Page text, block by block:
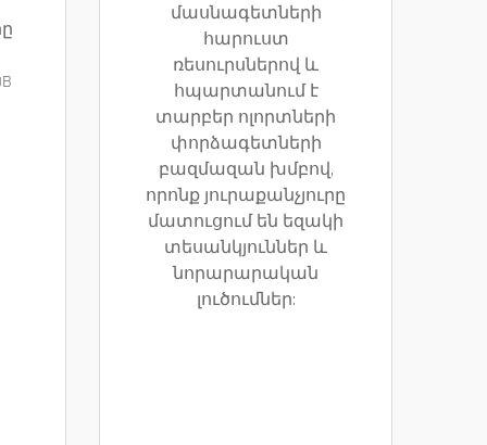
մասնագետների
հարուստ
ռեսուրսներով և
հպարտանում է
տարբեր ոլորտների
փորձագետների
բազմազան խմբով,
որոնք յուրաքանչյուրը
մատուցում են եզակի
տեսանկյուններ և
նորարարական
լուծումներ: